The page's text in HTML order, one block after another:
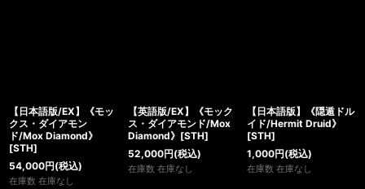
【日本語版/EX】《モッ
クス・ダイアモン
ド/Mox Diamond》
[STH]
54,000円(税込)
在庫数 在庫なし
【英語版/EX】《モック
ス・ダイアモンド/Mox
Diamond》[STH]
52,000円(税込)
在庫数 在庫なし
【日本語版】《隠遁ドル
イド/Hermit Druid》
[STH]
1,000円(税込)
在庫数 在庫なし